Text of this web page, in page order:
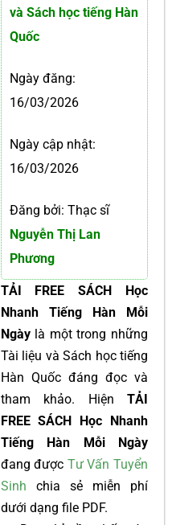
và Sách học tiếng Hàn
Quốc
Ngày đăng:
16/03/2026
Ngày cập nhật:
16/03/2026
Đăng bởi: Thạc sĩ
Nguyễn Thị Lan
Phương
TẢI FREE SÁCH Học
Nhanh Tiếng Hàn Mỗi
Ngàylà một trong những
Tài liệu và Sách học tiếng
Hàn Quốc đáng đọc và
tham khảo. Hiện TẢI
FREE SÁCH Học Nhanh
Tiếng Hàn Mỗi Ngày
đang được Tư Vấn Tuyển
Sinh chia sẻ miễn phí
dưới dạng file PDF.